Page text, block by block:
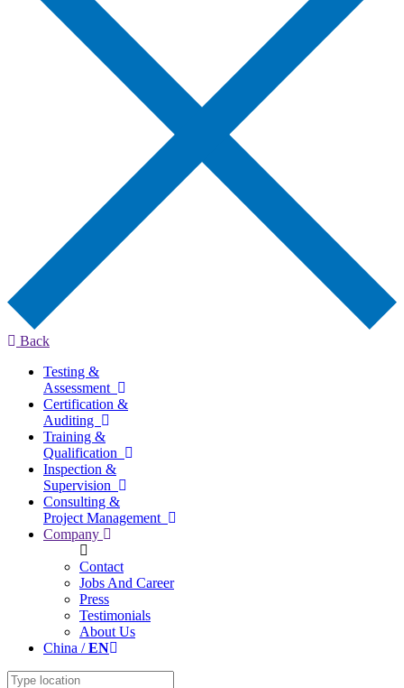
Back
Testing &
Assessment
Certification &
Auditing
Training &
Qualification
Inspection &
Supervision
Consulting &
Project Management
Company
Contact
Jobs And Career
Press
Testimonials
About Us
China /EN